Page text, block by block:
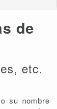
de
etc.
su nombre